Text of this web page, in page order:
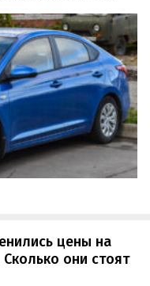
о самых популярных
машинах с пробегом
цены на
они стоят